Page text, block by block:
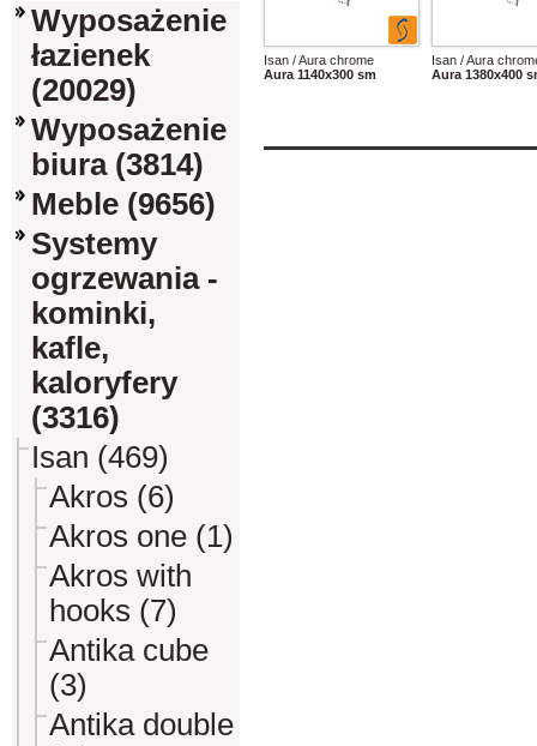
Wyposażenie
łazienek
(20029)
Wyposażenie
biura (3814)
Meble (9656)
Systemy
ogrzewania -
kominki,
kafle,
kaloryfery
(3316)
Isan (469)
Akros (6)
Akros one (1)
Akros with
hooks (7)
Antika cube
(3)
Antika double
Isan / Aura chrome
Aura 1140x300 sm
Isan / Aura
Aura 1380x400